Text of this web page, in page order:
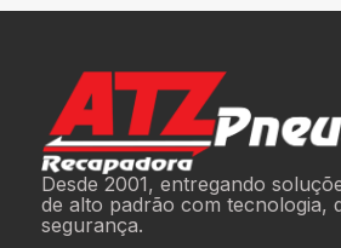
Desde 2001, entregando
de alto padrão com tecnologia,
segurança.